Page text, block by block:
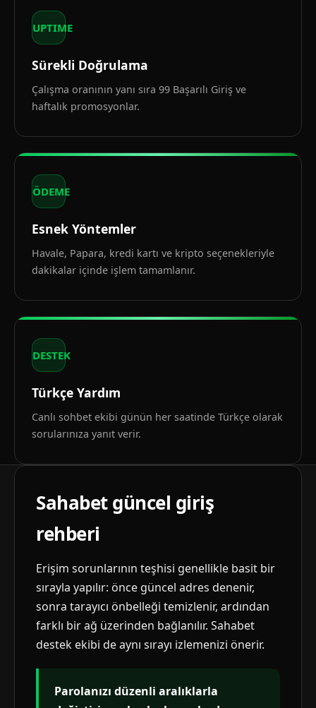
UPTIME
Sürekli Doğrulama
Çalışma oranının yanı sıra 99 Başarılı Giriş ve
haftalık promosyonlar.
ÖDEME
Esnek Yöntemler
Havale, Papara, kredi kartı ve kripto seçenekleriyle
dakikalar içinde işlem tamamlanır.
DESTEK
Türkçe Yardım
Canlı sohbet ekibi günün her saatinde Türkçe olarak
sorularınıza yanıt verir.
Sahabet güncel giriş
rehberi
Erişim sorunlarının teşhisi genellikle basit bir
sırayla yapılır: önce güncel adres denenir,
sonra tarayıcı önbelleği temizlenir, ardından
farklı bir ağ üzerinden bağlanılır. Sahabet
destek ekibi de aynı sırayı izlemenizi önerir.
Parolanızı düzenli aralıklarla